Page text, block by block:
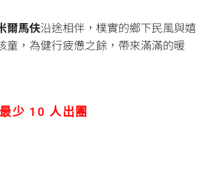
爾馬伕沿途相伴，樸實的鄉下民風與嬉
童，為健行疲憊之餘，帶來滿滿的暖
少 10 人出團